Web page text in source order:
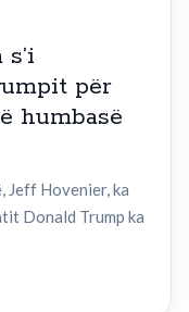
për
humbasë
Jeff Hovenier, ka
Donald Trump ka